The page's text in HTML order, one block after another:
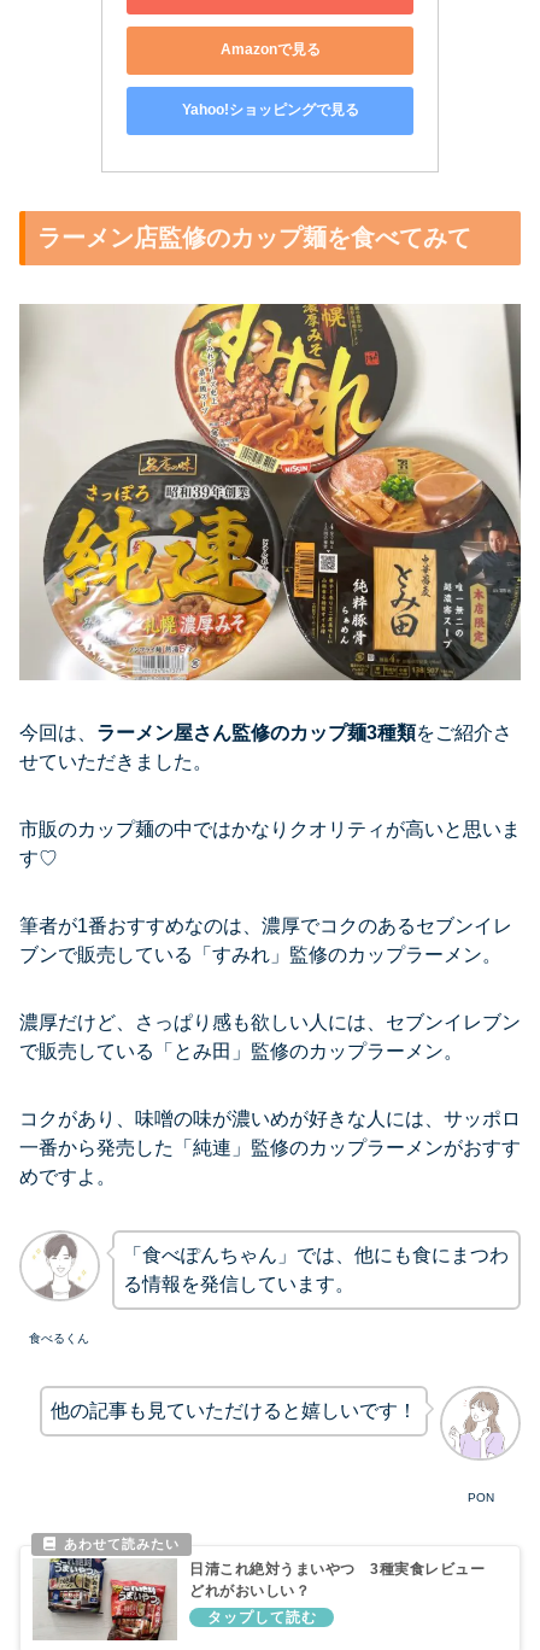
Amazonで見る
Yahoo!ショッピングで見る
ラーメン店監修のカップ麺を食べてみて
今回は、 ラーメン屋さん監修のカップ麺3種類をご紹介さ
せていただきました。
市販のカップ麺の中ではかなりクオリティが高いと思いま
す♡
筆者が1番おすすめなのは、濃厚でコクのあるセブンイレ
ブンで販売している「すみれ」監修のカップラーメン。
濃厚だけど、さっぱり感も欲しい人には、セブンイレブン
で販売している「とみ田」監修のカップラーメン。
コクがあり、味噌の味が濃いめが好きな人には、サッポロ
一番から発売した「純連」監修のカップラーメンがおすす
めですよ。
食べるくん
「食べぽんちゃん」では、他にも食にまつわ
る情報を発信しています。
PON
他の記事も見ていただけると嬉しいです！
日清これ絶対うまいやつ 3種実食レビュー
どれがおいしい？